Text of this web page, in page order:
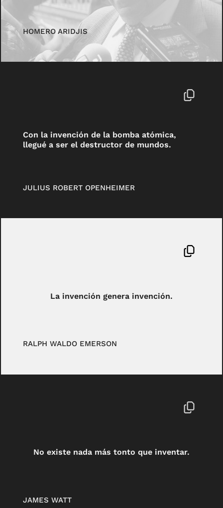
HOMERO ARIDJIS
Con la invención de la bomba atómica,
llegué a ser el destructor de mundos.
JULIUS ROBERT OPENHEIMER
La invención genera invención.
RALPH WALDO EMERSON
No existe nada más tonto que inventar.
JAMES WATT